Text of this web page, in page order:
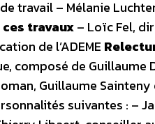
travail – Mélanie
travaux– Loïc Fel,
de l’ADEME
composé de Guillaume
Guillaume
suivantes : –